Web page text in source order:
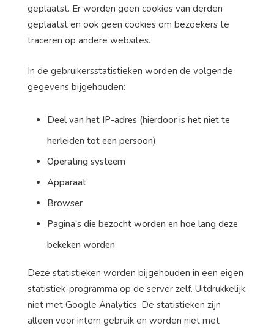
geplaatst. Er worden geen cookies van derden
geplaatst en ook geen cookies om bezoekers te
traceren op andere websites.
In de gebruikersstatistieken worden de volgende
gegevens bijgehouden:
Deel van het IP-adres (hierdoor is het niet te
herleiden tot een persoon)
Operating systeem
Apparaat
Browser
Pagina's die bezocht worden en hoe lang deze
bekeken worden
Deze statistieken worden bijgehouden in een eigen
statistiek-programma op de server zelf. Uitdrukkelijk
niet met Google Analytics. De statistieken zijn
alleen voor intern gebruik en worden niet met